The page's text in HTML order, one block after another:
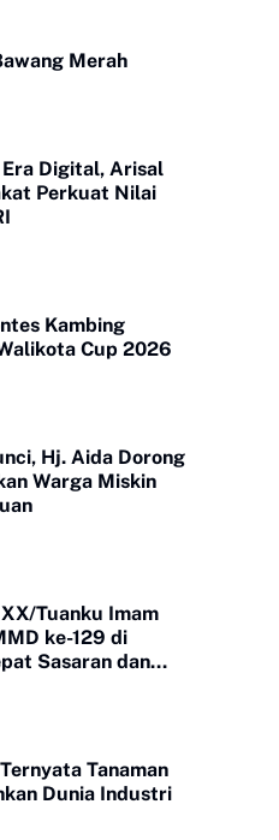
Merah
Digital, Arisal
Perkuat Nilai
Kambing
Cup 2026
Hj. Aida Dorong
Warga Miskin
Tuanku Imam
ke-129 di
Sasaran dan
Tanaman
Dunia Industri